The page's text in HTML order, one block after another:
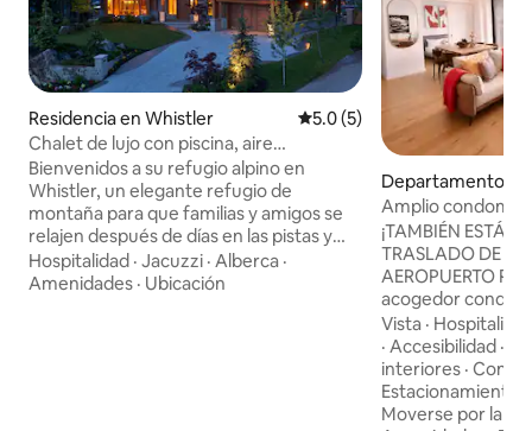
Residencia en Whistler Calificación promedio: 5.0
5.0 (5)
Chalet de lujo con piscina, aire
acondicionado y multimedia
Bienvenidos a su refugio alpino en
Whistler, un elegante refugio de
montaña para que familias y amigos se
relajen después de días en las pistas y
disfruten de acogedoras veladas junto a
la chimenea. - Capacidad para 10
Hospitalidad · Jacuzzi · Alberca ·
Amenidades · Ubicación
Departamento
n Vancouver
Amplio
vistas al mar y a la
¡TAMBIÉN ESTÁN
TRASLADO DE
AEROPUERTO POR
acogedor
Gastown de
combinación de
comodidades
minutos a pie de
cafeterías,
Vista ·
· Accesibilidad ·
interiores ·
Estacionamiento
Moverse por la